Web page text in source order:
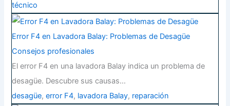
técnico
Error F4 en Lavadora Balay: Problemas de Desagüe
Consejos profesionales
El error F4 en una lavadora Balay indica un problema de
desagüe. Descubre sus causas…
desagüe,error F4, lavadora Balay, reparación